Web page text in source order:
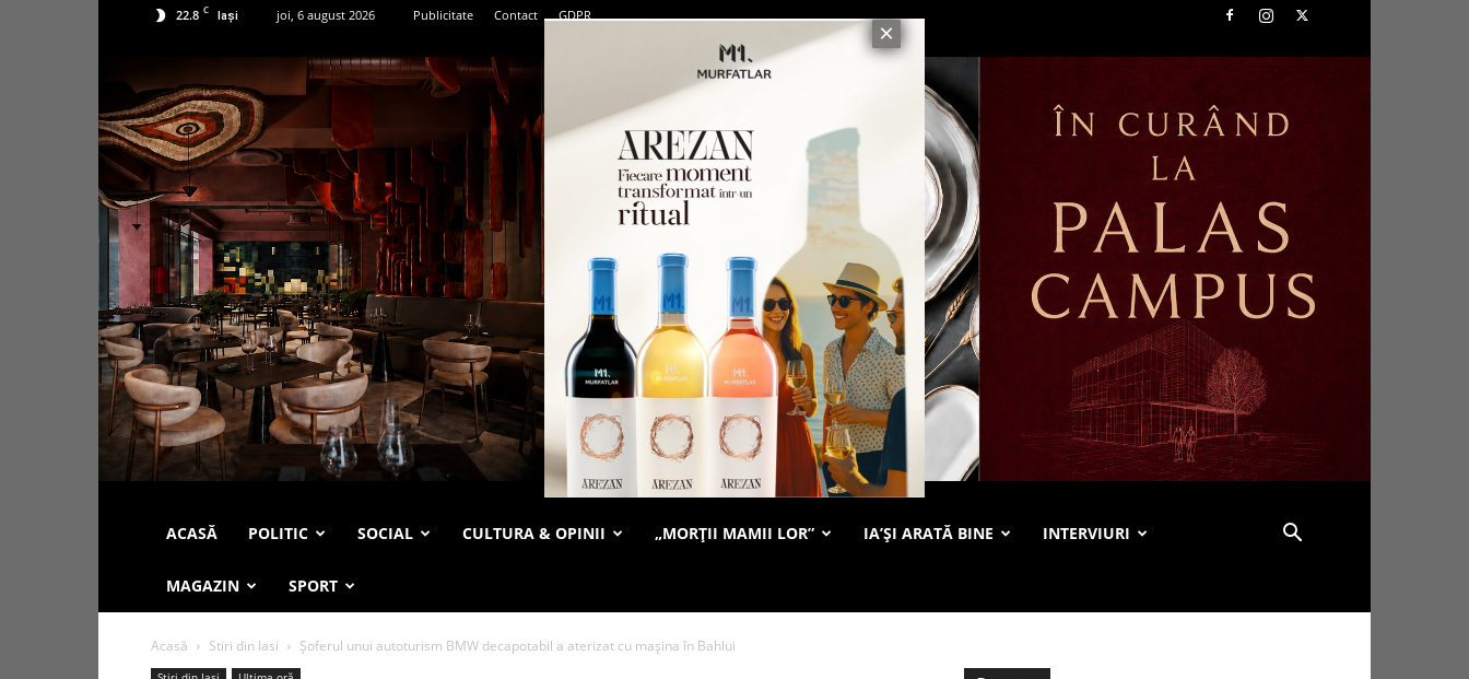
22.8 C Iași joi, 6 august 2026 Publicitate Contact GDPR
ACASĂ POLITIC SOCIAL CULTURA & OPINII „MORȚII MAMII LOR” IA’ȘI ARATĂ BINE INTERVIURI
MAGAZIN SPORT
Acasă Stiri din Iasi Şoferul unui autoturism BMW decapotabil a aterizat cu maşina în Bahlui